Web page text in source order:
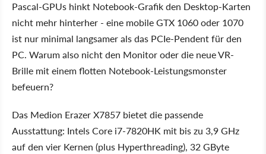
Pascal-GPUs hinkt Notebook-Grafik den Desktop-Karten
nicht mehr hinterher - eine mobile GTX 1060 oder 1070
ist nur minimal langsamer als das PCIe-Pendent für den
PC. Warum also nicht den Monitor oder die neue VR-
Brille mit einem flotten Notebook-Leistungsmonster
befeuern?
Das Medion Erazer X7857 bietet die passende
Ausstattung: Intels Core i7-7820HK mit bis zu 3,9 GHz
auf den vier Kernen (plus Hyperthreading), 32 GByte